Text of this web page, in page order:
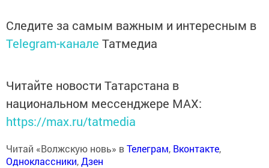
Следите за самым важным и интересным в
Telegram-канале Татмедиа
Читайте новости Татарстана в
национальном мессенджере MАХ:
https://max.ru/tatmedia
Читай «Волжскую новь» вТелеграм, Вконтакте,
Одноклассники,Дзен